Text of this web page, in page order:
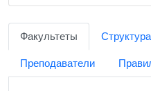
Факультеты
Преподаватели